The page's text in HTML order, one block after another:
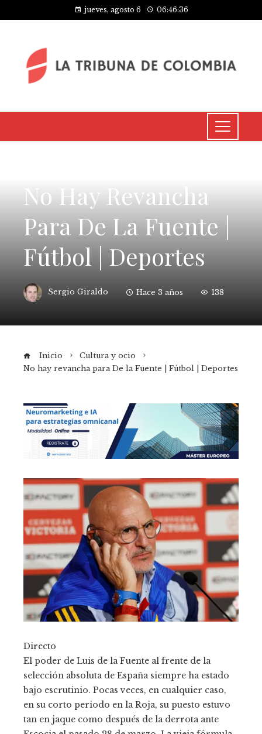
jueves, agosto 6 06:46:36
No Hay Revancha
Para De La Fuente |
Fútbol | Deportes
Sergio Giraldo Hace 3 años 138
Inicio
Cultura y ocio
No hay revancha para De la Fuente | Fútbol | Deportes
Directo
El poder de Luis de la Fuente al frente de la
selección absoluta de España siempre ha estado
bajo escrutinio. Pocas veces, en cualquier caso,
en su corto periodo en la Roja, su puesto estuvo
tan en jaque como después de la derrota ante